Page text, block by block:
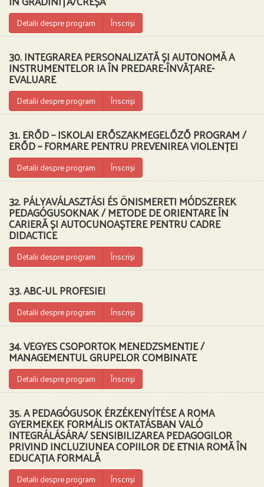
Detalii despre program Înscriși
30. INTEGRAREA PERSONALIZATĂ ȘI AUTONOMĂ A
INSTRUMENTELOR IA ÎN PREDARE-ÎNVĂȚARE-
EVALUARE
Detalii despre program Înscriși
31. ERŐD – ISKOLAI ERŐSZAKMEGELŐZŐ PROGRAM /
ERŐD – FORMARE PENTRU PREVENIREA VIOLENȚEI
Detalii despre program Înscriși
32. PÁLYAVÁLASZTÁSI ÉS ÖNISMERETI MÓDSZEREK
PEDAGÓGUSOKNAK / METODE DE ORIENTARE ÎN
CARIERĂ ȘI AUTOCUNOAȘTERE PENTRU CADRE
DIDACTICE
Detalii despre program Înscriși
33. ABC-UL PROFESIEI
Detalii despre program Înscriși
34. VEGYES CSOPORTOK MENEDZSMENTJE /
MANAGEMENTUL GRUPELOR COMBINATE
Detalii despre program Înscriși
35. A PEDAGÓGUSOK ÉRZÉKENYÍTÉSE A ROMA
GYERMEKEK FORMÁLIS OKTATÁSBAN VALÓ
INTEGRÁLÁSÁRA/ SENSIBILIZAREA PEDAGOGILOR
PRIVIND INCLUZIUNEA COPIILOR DE ETNIA ROMĂ ÎN
EDUCAȚIA FORMALĂ
Detalii despre program Înscriși